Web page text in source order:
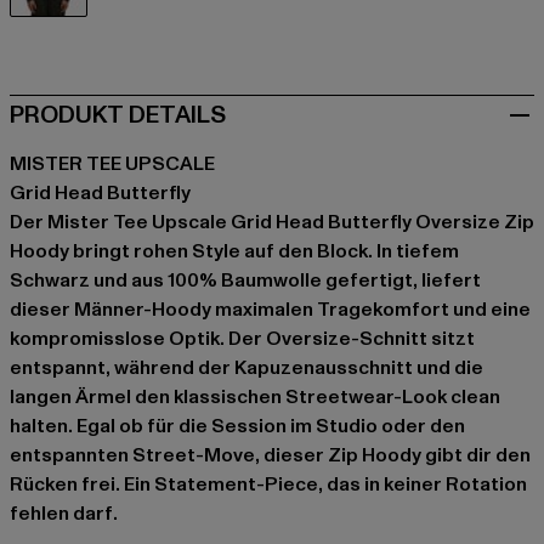
PRODUKT DETAILS
MISTER TEE UPSCALE
Grid Head Butterfly
Der Mister Tee Upscale Grid Head Butterfly Oversize Zip
Hoody bringt rohen Style auf den Block. In tiefem
Schwarz und aus 100% Baumwolle gefertigt, liefert
dieser Männer-Hoody maximalen Tragekomfort und eine
kompromisslose Optik. Der Oversize-Schnitt sitzt
entspannt, während der Kapuzenausschnitt und die
langen Ärmel den klassischen Streetwear-Look clean
halten. Egal ob für die Session im Studio oder den
entspannten Street-Move, dieser Zip Hoody gibt dir den
Rücken frei. Ein Statement-Piece, das in keiner Rotation
fehlen darf.